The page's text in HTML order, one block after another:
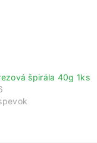
špirála 40g 1ks
€ nákupu získate 1
Nakupujte